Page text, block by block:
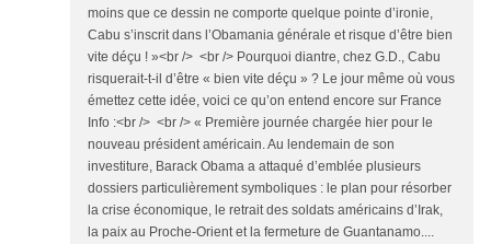
moins que ce dessin ne comporte quelque pointe d’ironie,
Cabu s’inscrit dans l’Obamania générale et risque d’être bien
vite déçu ! »<br /> <br /> Pourquoi diantre, chez G.D., Cabu
risquerait-t-il d’être « bien vite déçu » ? Le jour même où vous
émettez cette idée, voici ce qu’on entend encore sur France
Info :<br /> <br /> « Première journée chargée hier pour le
nouveau président américain. Au lendemain de son
investiture, Barack Obama a attaqué d’emblée plusieurs
dossiers particulièrement symboliques : le plan pour résorber
la crise économique, le retrait des soldats américains d’Irak,
la paix au Proche-Orient et la fermeture de Guantanamo....